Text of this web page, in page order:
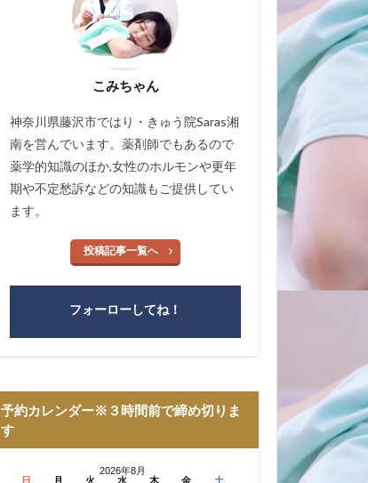
こみちゃん
神奈川県藤沢市ではり・きゅう院Saras湘
南を営んでいます。薬剤師でもあるので
薬学的知識のほか,女性のホルモンや更年
期や不定愁訴などの知識もご提供してい
ます。
投稿記事一覧へ
フォーローしてね！
予約カレンダー※３時間前で締め切りま
す
2026年8月
日
月 火 水 木 金 土